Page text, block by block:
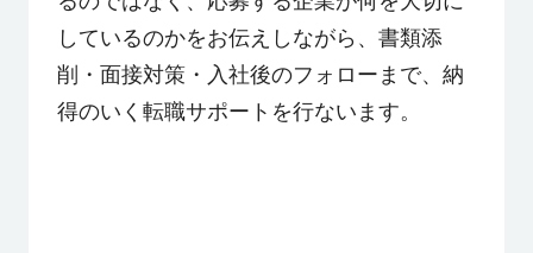
しているのかをお伝えしながら、書類添
削・面接対策・入社後のフォローまで、納
得のいく転職サポートを行ないます。